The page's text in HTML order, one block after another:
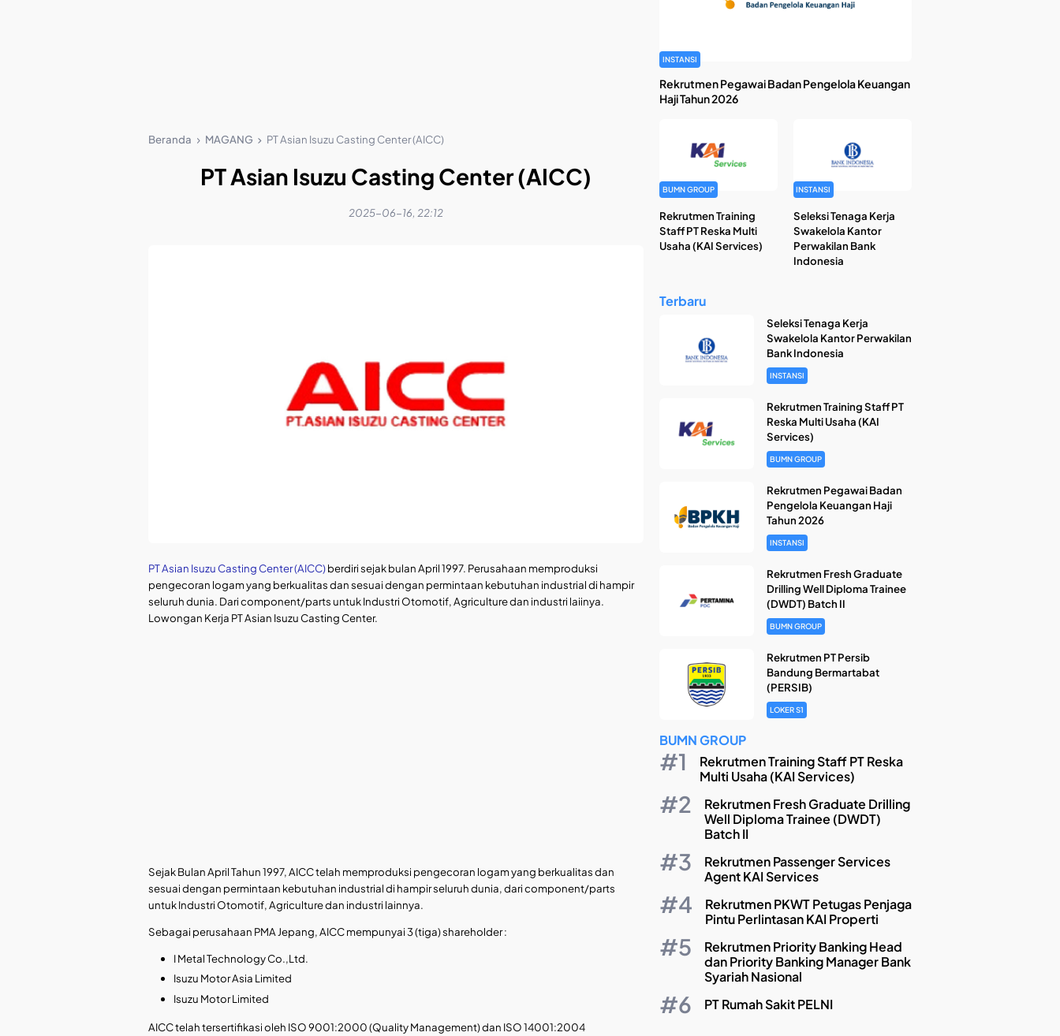
Beranda MAGANG PT Asian Isuzu Casting Center (AICC)
PT Asian Isuzu Casting Center (AICC)
2025-06-16, 22:12
PT Asian Isuzu Casting Center (AICC)berdiri sejak bulan April 1997. Perusahaan memproduksi
pengecoran logam yang berkualitas dan sesuai dengan permintaan kebutuhan industrial di hampir
seluruh dunia. Dari component/parts untuk Industri Otomotif, Agriculture dan industri laiinya.
Lowongan Kerja PT Asian Isuzu Casting Center.
Sejak Bulan April Tahun 1997, AICC telah memproduksi pengecoran logam yang berkualitas dan
sesuai dengan permintaan kebutuhan industrial di hampir seluruh dunia, dari component/parts
untuk Industri Otomotif, Agriculture dan industri lainnya.
Sebagai perusahaan PMA Jepang, AICC mempunyai 3 (tiga) shareholder :
I Metal Technology Co.,Ltd.
Isuzu Motor Asia Limited
Isuzu Motor Limited
AICC telah tersertifikasi oleh ISO 9001:2000 (Quality Management) dan ISO 14001:2004
INSTANSI
Rekrutmen Pegawai Badan Pengelola Keuangan
Haji Tahun 2026
BUMN GROUP
Rekrutmen Training
Staff PT Reska Multi
Usaha (KAI Services)
INSTANSI
Seleksi Tenaga Kerja
Swakelola Kantor
Perwakilan Bank
Indonesia
Terbaru
Seleksi Tenaga Kerja
Swakelola Kantor Perwakilan
Bank Indonesia
INSTANSI
Rekrutmen Training Staff PT
Reska Multi Usaha (KAI
Services)
BUMN GROUP
Rekrutmen Pegawai Badan
Pengelola Keuangan Haji
Tahun 2026
INSTANSI
Rekrutmen Fresh Graduate
Drilling Well Diploma Trainee
(DWDT) Batch II
BUMN GROUP
Rekrutmen PT Persib
Bandung Bermartabat
(PERSIB)
LOKER S1
BUMN GROUP
Rekrutmen Training Staff PT Reska
Multi Usaha (KAI Services)
Rekrutmen Fresh Graduate Drilling
Well Diploma Trainee (DWDT)
Batch II
Rekrutmen Passenger Services
Agent KAI Services
Rekrutmen PKWT Petugas Penjaga
Pintu Perlintasan KAI Properti
Rekrutmen Priority Banking Head
dan Priority Banking Manager Bank
Syariah Nasional
PT Rumah Sakit PELNI